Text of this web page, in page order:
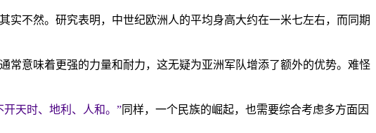
不然。研究表明，中世纪欧洲人的平均身高大约在一米七左右，而同期
意味着更强的力量和耐力，这无疑为亚洲军队增添了额外的优势。难怪
天时、地利、人和。”同样，一个民族的崛起，也需要综合考虑多方面因